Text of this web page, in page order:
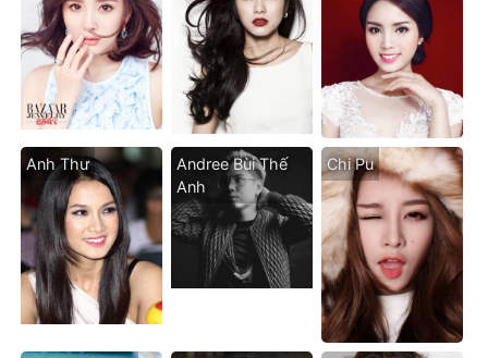
Anh Thư
Andree Bùi Thế
Anh
Chi Pu